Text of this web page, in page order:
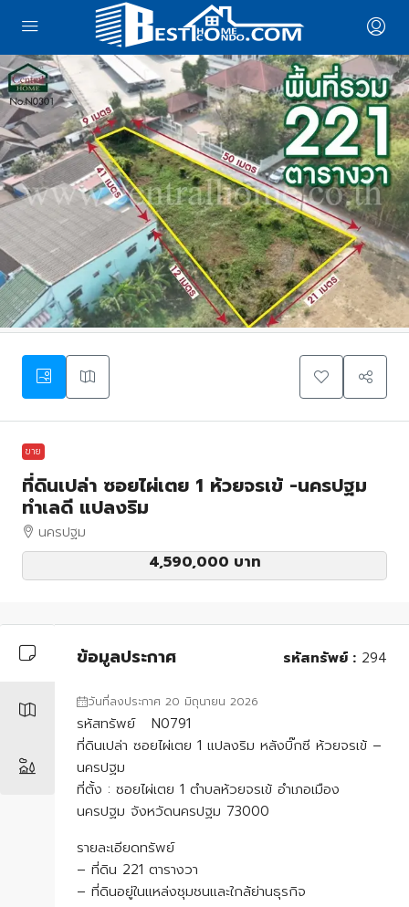
ขาย
ที่ดินเปล่า ซอยไผ่เตย 1 ห้วยจรเข้ -นครปฐม
ทำเลดี แปลงริม
นครปฐม
4,590,000 บาท
ข้อมูลประกาศ รหัสทรัพย์ : 294
วันที่ลงประกาศ 20 มิถุนายน 2026
รหัสทรัพย์ N0791
ที่ดินเปล่า ซอยไผ่เตย 1 แปลงริม หลังบิ๊กซี ห้วยจรเข้ –
นครปฐม
ที่ตั้ง : ซอยไผ่เตย 1 ตำบลห้วยจรเข้ อำเภอเมือง
นครปฐม จังหวัดนครปฐม 73000
รายละเอียดทรัพย์
– ที่ดิน 221 ตารางวา
– ที่ดินอยู่ในแหล่งชุมชนและใกล้ย่านธุรกิจ